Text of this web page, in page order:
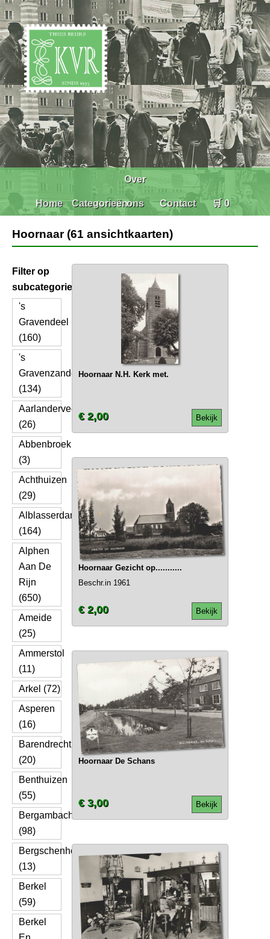
Home Categorieën
Over
ons Contact 🛒 0
Hoornaar (61 ansichtkaarten)
Filter op
subcategorie
's
Gravendeel
(160)
's
Gravenzande
(134)
Aarlanderveen
(26)
Abbenbroek
(3)
Achthuizen
(29)
Alblasserdam
(164)
Alphen
Aan De
Rijn
(650)
Ameide
(25)
Ammerstol
(11)
Arkel (72)
Asperen
(16)
Barendrecht
(20)
Benthuizen
(55)
Bergambacht
(98)
Bergschenhoek
(13)
Berkel
(59)
Berkel
Hoornaar N.H. Kerk met.
Bekijk
€ 2,00
Hoornaar Gezicht op...........
Beschr.in 1961
Bekijk
€ 2,00
Hoornaar De Schans
Bekijk
€ 3,00